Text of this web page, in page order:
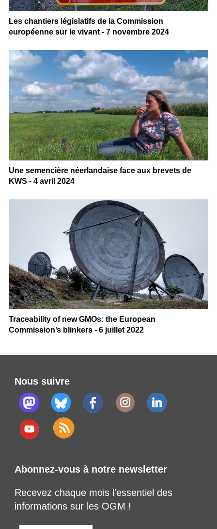
Les chantiers législatifs de la Commission
européenne sur le vivant - 7 novembre 2024
Une semencière néerlandaise face aux brevets de
KWS - 4 avril 2024
Traceability of new GMOs: the European
Commission’s blinkers - 6 juillet 2022
Nous suivre
Abonnez-vous à notre newsletter
Recevez chaque mois l'essentiel des
informations sur les OGM !